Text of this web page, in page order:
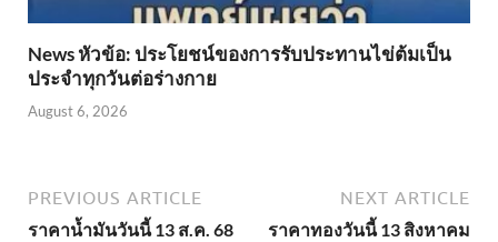
News หัวข้อ: ประโยชน์ของการรับประทานไข่ต้มเป็น
ประจำทุกวันต่อร่างกาย
August 6, 2026
PREVIOUS ARTICLE
ราคาน้ำมันวันนี้ 13 ส.ค. 68
NEXT ARTICLE
ราคาทองวันนี้ 13 สิงหาคม